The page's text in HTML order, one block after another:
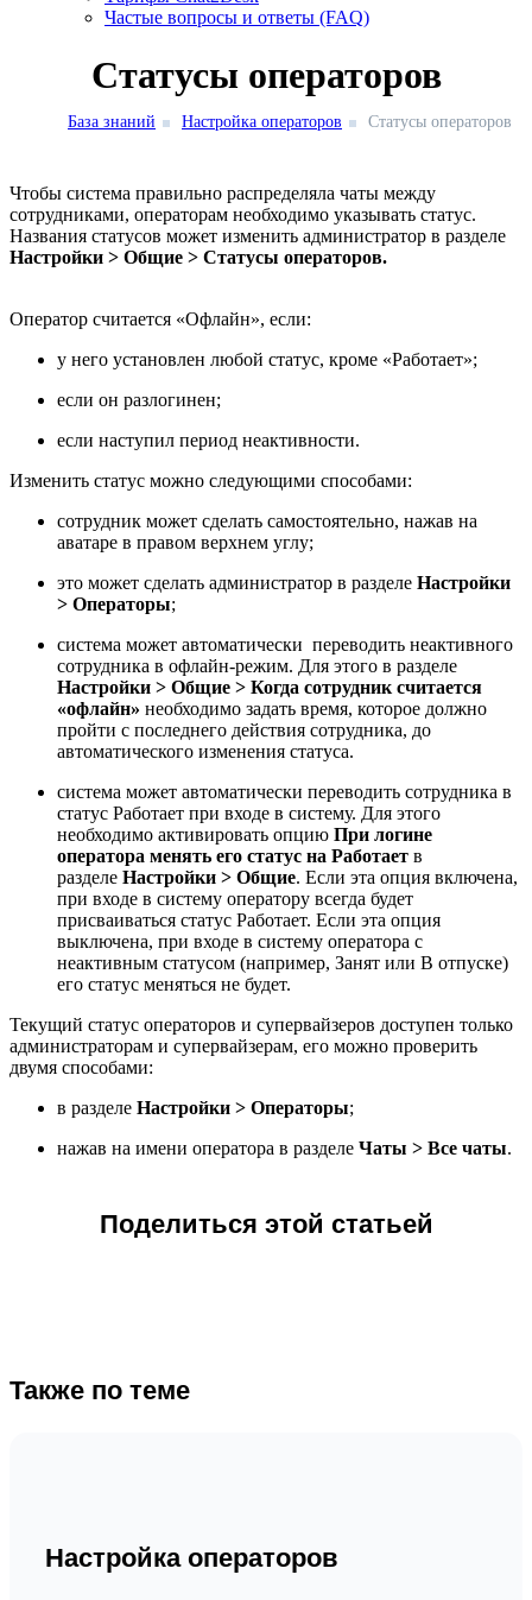
Частые вопросы и ответы (FAQ)
Статусы операторов
База знаний Настройка операторов Статусы операторов
Чтобы система правильно распределяла чаты между
сотрудниками, операторам необходимо указывать статус.
Названия статусов может изменить администратор в разделе
Настройки > Общие > Статусы операторов.
Оператор считается «Офлайн», если:
у него установлен любой статус, кроме «Работает»;
если он разлогинен;
если наступил период неактивности.
Изменить статус можно следующими способами:
сотрудник может сделать самостоятельно, нажав на
аватаре в правом верхнем углу;
это может сделать администратор в разделе Настройки
> Операторы;
система может автоматически переводить неактивного
сотрудника в офлайн-режим. Для этого в разделе
Настройки > Общие > Когда сотрудник считается
«офлайн» необходимо задать время, которое должно
пройти с последнего действия сотрудника, до
автоматического изменения статуса.
система может автоматически переводить сотрудника в
статус Работает при входе в систему. Для этого
необходимо активировать опцию При логине
оператора менять его статус на Работает в
разделе Настройки > Общие. Если эта опция включена,
при входе в систему оператору всегда будет
присваиваться статус Работает. Если эта опция
выключена, при входе в систему оператора с
неактивным статусом (например, Занят или В отпуске)
его статус меняться не будет.
Текущий статус операторов и супервайзеров доступен только
администраторам и супервайзерам, его можно проверить
двумя способами:
в разделе Настройки > Операторы;
нажав на имени оператора в разделе Чаты > Все чаты.
Поделиться этой статьей
Также по теме
Настройка операторов